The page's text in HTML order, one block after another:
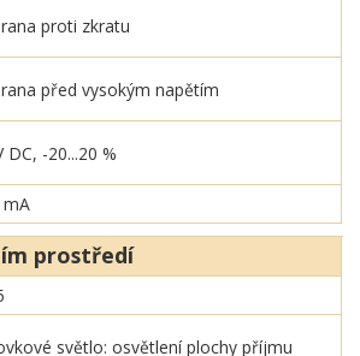
proti zkratu
před vysokým napětím
DC, -20...20 %
mA
prostředí
světlo: osvětlení plochy příjmu